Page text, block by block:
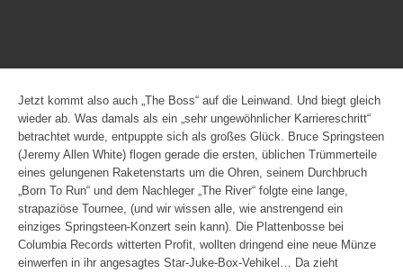
Jetzt kommt also auch „The Boss“ auf die Leinwand. Und biegt gleich
wieder ab. Was damals als ein „sehr ungewöhnlicher Karriereschritt“
betrachtet wurde, entpuppte sich als großes Glück. Bruce Springsteen
(Jeremy Allen White) flogen gerade die ersten, üblichen Trümmerteile
eines gelungenen Raketenstarts um die Ohren, seinem Durchbruch
„Born To Run“ und dem Nachleger „The River“ folgte eine lange,
strapaziöse Tournee, (und wir wissen alle, wie anstrengend ein
einziges Springsteen-Konzert sein kann). Die Plattenbosse bei
Columbia Records witterten Profit, wollten dringend eine neue Münze
einwerfen in ihr angesagtes Star-Juke-Box-Vehikel… Da zieht